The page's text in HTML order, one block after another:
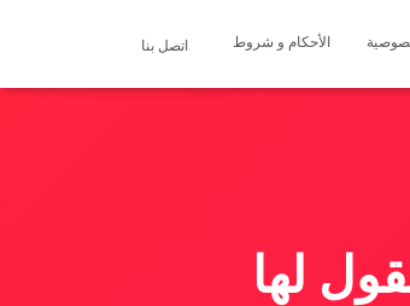
الأحكام و شروط اتصل بنا
لها